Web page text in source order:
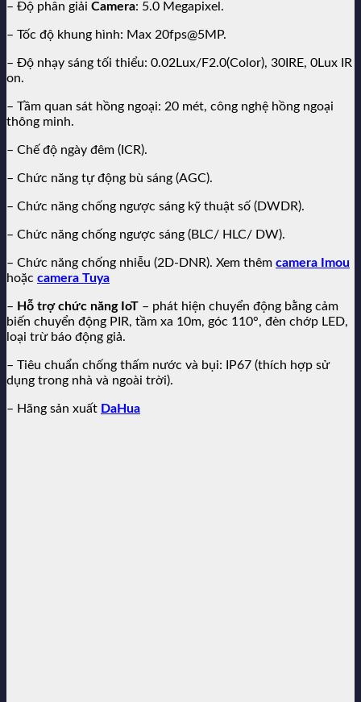
– Độ phân giải Camera: 5.0 Megapixel.
– Tốc độ khung hình: Max 20fps@5MP.
– Độ nhạy sáng tối thiểu: 0.02Lux/F2.0(Color), 30IRE, 0Lux IR
on.
– Tầm quan sát hồng ngoại: 20 mét, công nghệ hồng ngoại
thông minh.
– Chế độ ngày đêm (ICR).
– Chức năng tự động bù sáng (AGC).
– Chức năng chống ngược sáng kỹ thuật số (DWDR).
– Chức năng chống ngược sáng (BLC/ HLC/ DW).
– Chức năng chống nhiễu (2D-DNR). Xem thêm camera Imou
hoặc camera Tuya
– Hỗ trợ chức năng IoT – phát hiện chuyển động bằng cảm
biến chuyển động PIR, tầm xa 10m, góc 110°, đèn chớp LED,
loại trừ báo động giả.
– Tiêu chuẩn chống thấm nước và bụi: IP67 (thích hợp sử
dụng trong nhà và ngoài trời).
– Hãng sản xuất DaHua